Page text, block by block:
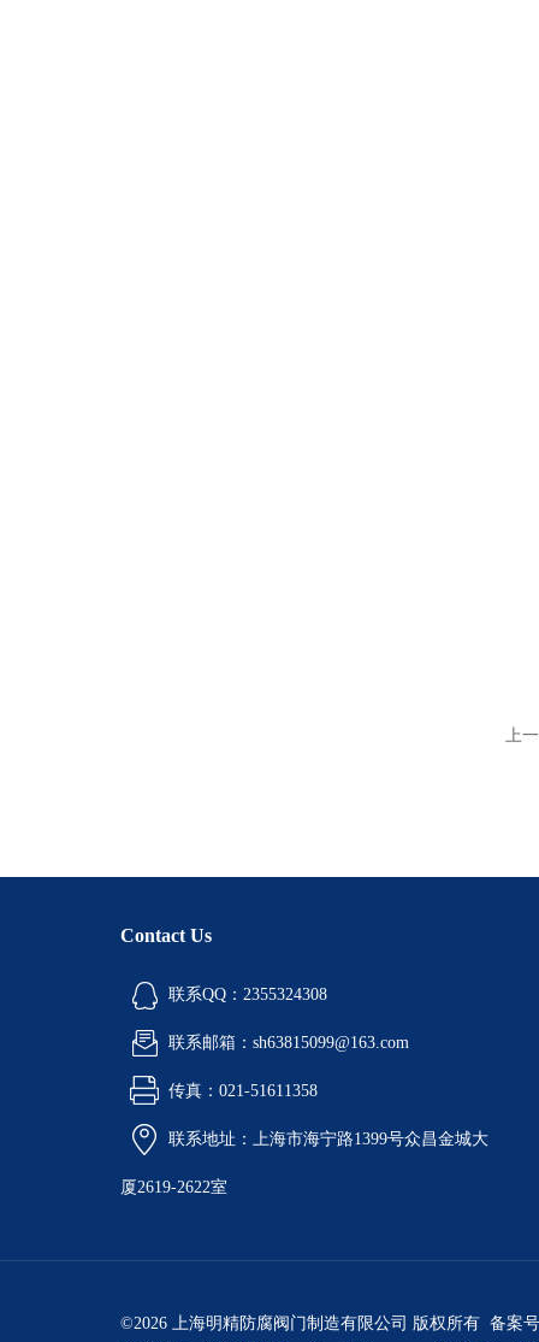
上
Contact Us
联系QQ：2355324308
联系邮箱：sh63815099@163.com
传真：021-51611358
联系地址：上海市海宁路1399号众昌金城大
厦2619-2622室
©2026 上海明精防腐阀门制造有限公司 版权所有 备案